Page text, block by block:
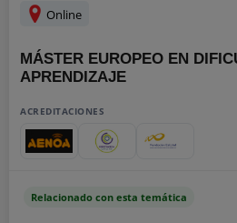
Online
MÁSTER EUROPEO EN
APRENDIZAJE
ACREDITACIONES
Relacionado con esta temática